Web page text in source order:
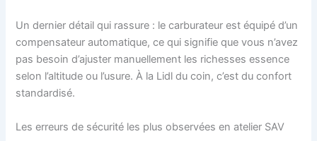
Un dernier détail qui rassure : le carburateur est équipé d’un
compensateur automatique, ce qui signifie que vous n’avez
pas besoin d’ajuster manuellement les richesses essence
selon l’altitude ou l’usure. À la Lidl du coin, c’est du confort
standardisé.
Les erreurs de sécurité les plus observées en atelier SAV